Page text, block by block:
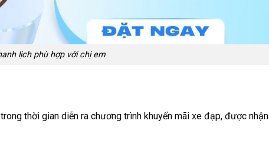
lịch phù hợp với chị em
thời gian diễn ra chương trình khuyến mãi xe đạp, được nhận